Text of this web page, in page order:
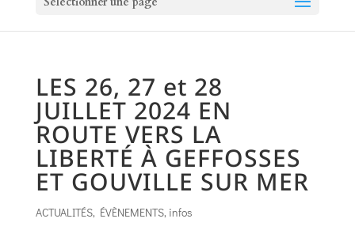
LES 26, 27 et 28
JUILLET 2024 EN
ROUTE VERS LA
LIBERTÉ À GEFFOSSES
ET GOUVILLE SUR MER
ACTUALITÉS, ÉVÈNEMENTS, infos